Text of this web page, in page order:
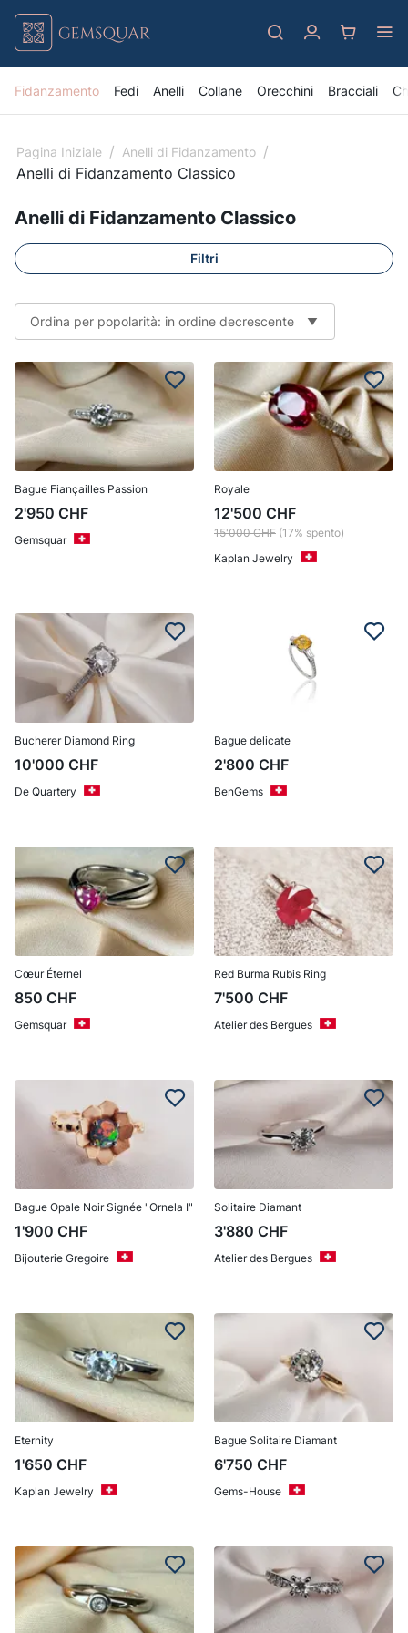
Fidanzamento Fedi Anelli Collane Orecchini Bracciali
Pagina Iniziale / Anelli di Fidanzamento /
Anelli di Fidanzamento Classico
Anelli di Fidanzamento Classico
Filtri
Ordina per popolarità: in ordine decrescente
Bague Fiançailles Passion
2'950 CHF
Gemsquar
Royale
12'500 CHF
15'000 CHF (17% spento)
Kaplan Jewelry
Bucherer Diamond Ring
10'000 CHF
De Quartery
Bague delicate
2'800 CHF
BenGems
Cœur Éternel
850 CHF
Gemsquar
Red Burma Rubis Ring
7'500 CHF
Atelier des Bergues
Bague Opale Noir Signée "Ornela I"
1'900 CHF
Bijouterie Gregoire
Solitaire Diamant
3'880 CHF
Atelier des Bergues
Eternity
1'650 CHF
Kaplan Jewelry
Bague Solitaire Diamant
6'750 CHF
Gems-House